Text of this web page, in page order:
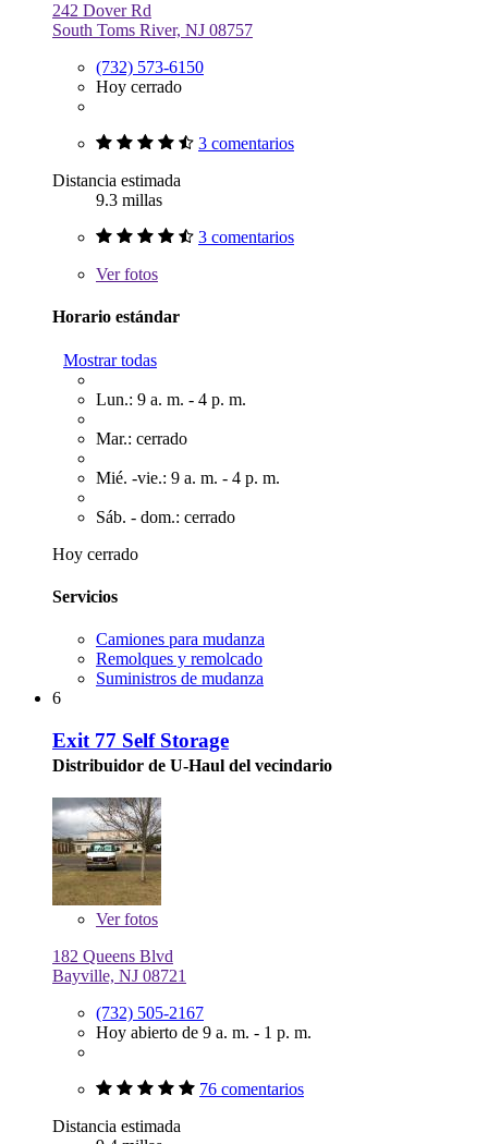
242 Dover Rd
South Toms River, NJ 08757
(732) 573-6150
Hoy cerrado
3 comentarios
Distancia estimada
9.3 millas
3 comentarios
Verfotos
Horario estándar
Mostrar todas
Lun.: 9 a. m. - 4 p. m.
Mar.: cerrado
Mié. -vie.: 9 a. m. - 4 p. m.
Sáb. - dom.: cerrado
Hoy cerrado
Servicios
Camiones para mudanza
Remolques y remolcado
Suministros de mudanza
6
Exit 77 Self Storage
Distribuidor de U-Haul del vecindario
Verfotos
182 Queens Blvd
Bayville, NJ 08721
(732) 505-2167
Hoy abierto de 9 a. m. - 1 p. m.
76 comentarios
Distancia estimada